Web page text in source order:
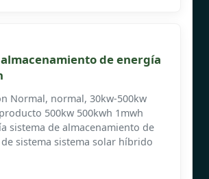
de energía
Normal, normal, 30kw-500kw
500kw 500kwh 1mwh
sistema de almacenamiento de
sistema sistema solar híbrido